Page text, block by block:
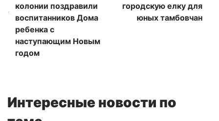
колонии поздравили
воспитанников Дома
ребенка с
наступающим Новым
годом
городскую елку для
юных тамбовчан
Интересные новости по